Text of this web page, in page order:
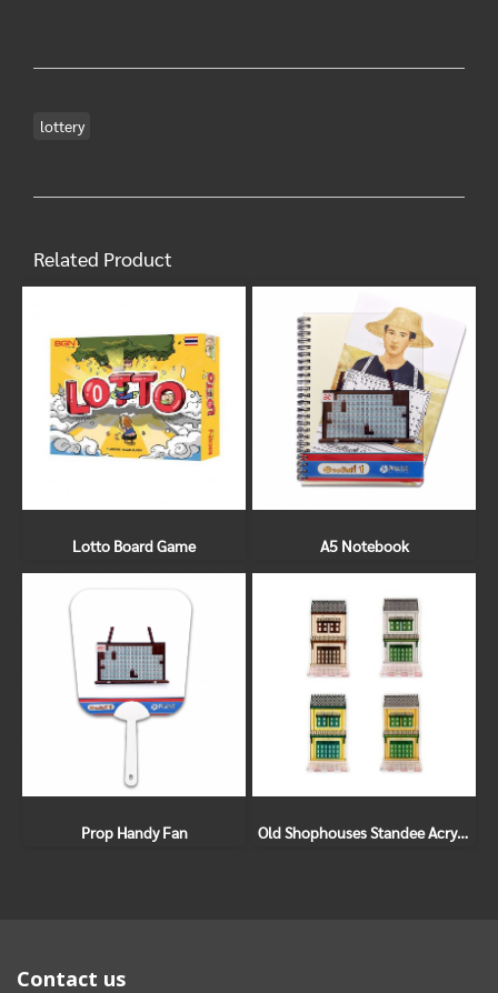
lottery
Related Product
Lotto Board Game A5 Notebook
Prop Handy Fan Old Shophouses Standee Acrylic
Contact us